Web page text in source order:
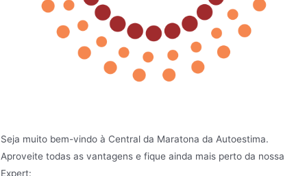
Seja muito bem-vindo à Central da Maratona da Autoestima.
Aproveite todas as vantagens e fique ainda mais perto da nossa
Expert: